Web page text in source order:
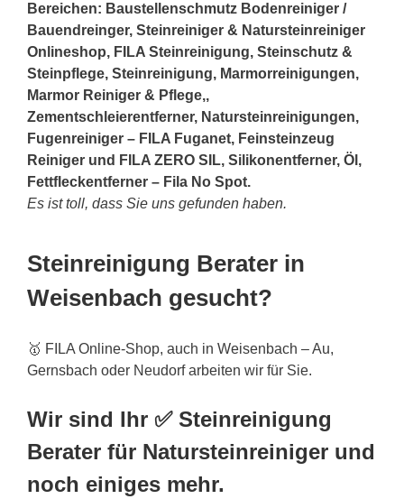
Bereichen: Baustellenschmutz Bodenreiniger /
Bauendreinger, Steinreiniger & Natursteinreiniger
Onlineshop, FILA Steinreinigung, Steinschutz &
Steinpflege, Steinreinigung, Marmorreinigungen,
Marmor Reiniger & Pflege,,
Zementschleierentferner, Natursteinreinigungen,
Fugenreiniger – FILA Fuganet, Feinsteinzeug
Reiniger und FILA ZERO SIL, Silikonentferner, Öl,
Fettfleckentferner – Fila No Spot.
Es ist toll, dass Sie uns gefunden haben.
Steinreinigung Berater in
Weisenbach gesucht?
🥇 FILA Online-Shop, auch in Weisenbach – Au,
Gernsbach oder Neudorf arbeiten wir für Sie.
Wir sind Ihr ✅ Steinreinigung
Berater für Natursteinreiniger und
noch einiges mehr.